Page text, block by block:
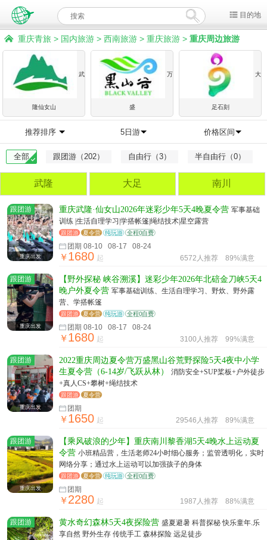
目的地
重庆青旅 > 国内旅游 > 西南旅游 > 重庆旅游 > 重庆周边旅游
武
隆仙女山
万
盛
大
足石刻
推荐排序 5日游 价格区间
全部 跟团游（202） 自由行（3） 半自由行（0）
武隆 大足 南川
跟团游
重庆出发
重庆武隆·仙女山2026年迷彩少年5天4晚夏令营 军事基础
训练 |生活自理学习|学搭帐篷|绳结技术|星空露营
跟团游 夏令营 纯玩游 全程0自费
团期 08-10 08-17 08-24
￥1680 起 6572人推荐 89%满意
跟团游
重庆出发
【野外探秘 峡谷溯溪】迷彩少年2026年北碚金刀峡5天4
晚户外夏令营 军事基础训练、生活自理学习、野炊、野外露
营、学搭帐篷
跟团游 夏令营 纯玩游 全程0自费
团期 08-10 08-17 08-24
￥1680 起 3100人推荐 99%满意
跟团游
重庆出发
2022重庆周边夏令营万盛黑山谷荒野探险5天4夜中小学
生夏令营（6-14岁/飞跃从林）
消防安全+SUP桨板+户外徒步
+真人CS+攀树+绳结技术
跟团游 夏令营
团期
￥1650 起 29546人推荐 89%满意
跟团游
重庆出发
【乘风破浪的少年】重庆南川黎香湖5天4晚水上运动夏
令营 小班精品营，生活老师24小时细心服务；监管透明化，实时
网络分享；通过水上运动可以加强孩子的身体
跟团游 夏令营 纯玩游 全程0自费
团期
￥2280 起 1987人推荐 88%满意
跟团游 黄水奇幻森林5天4夜探险营 盛夏避暑 科普探秘 快乐童年.乐
享自然 野外生存 传统手工 森林探险 远足徒步